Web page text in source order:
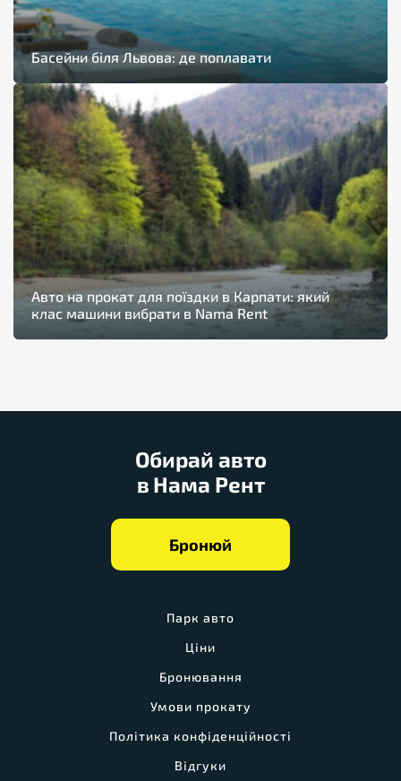
Басейни біля Львова: де поплавати
Авто на прокат для поїздки в Карпати: який
клас машини вибрати в Nama Rent
Парк авто
Ціни
Бронювання
Умови прокату
Політика конфіденційності
Відгуки
Обирай авто
в Нама Рент
Бронюй